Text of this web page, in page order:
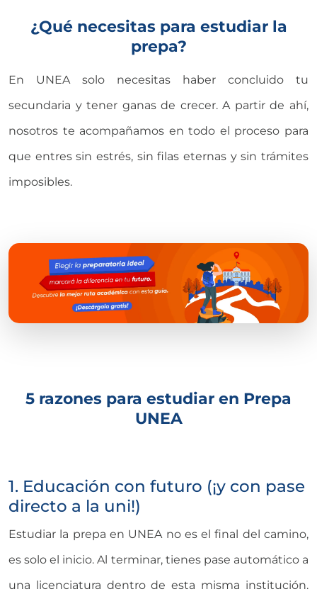
¿Qué necesitas para estudiar la
prepa?
En UNEA solo necesitas haber concluido tu
secundaria y tener ganas de crecer. A partir de ahí,
nosotros te acompañamos en todo el proceso para
que entres sin estrés, sin filas eternas y sin trámites
imposibles.
5 razones para estudiar en Prepa
UNEA
1. Educación con futuro (¡y con pase
directo a la uni!)
Estudiar la prepa en UNEA no es el final del camino,
es solo el inicio. Al terminar, tienes pase automático a
una licenciatura dentro de esta misma institución.